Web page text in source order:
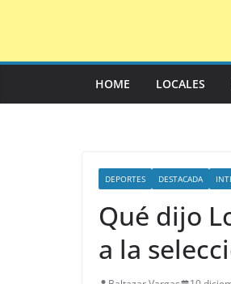
HOME LOCALES
DEPORTES DESTACADA
Qué dijo
a la